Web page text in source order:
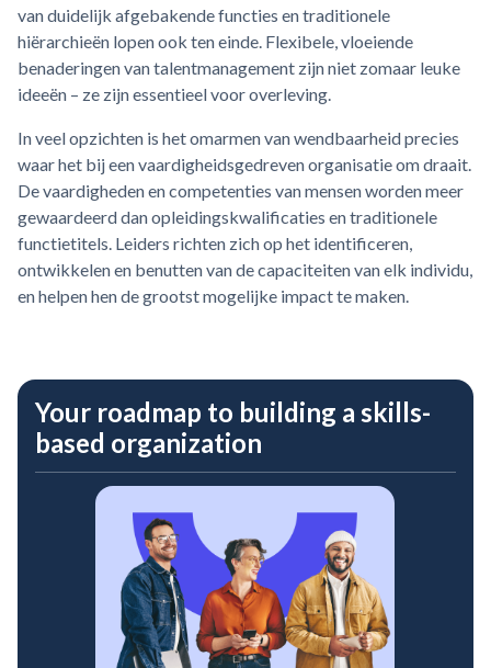
van duidelijk afgebakende functies en traditionele
hiërarchieën lopen ook ten einde. Flexibele, vloeiende
benaderingen van talentmanagement zijn niet zomaar leuke
ideeën – ze zijn essentieel voor overleving.
In veel opzichten is het omarmen van wendbaarheid precies
waar het bij een vaardigheidsgedreven organisatie om draait.
De vaardigheden en competenties van mensen worden meer
gewaardeerd dan opleidingskwalificaties en traditionele
functietitels. Leiders richten zich op het identificeren,
ontwikkelen en benutten van de capaciteiten van elk individu,
en helpen hen de grootst mogelijke impact te maken.
Your roadmap to building a skills-
based organization